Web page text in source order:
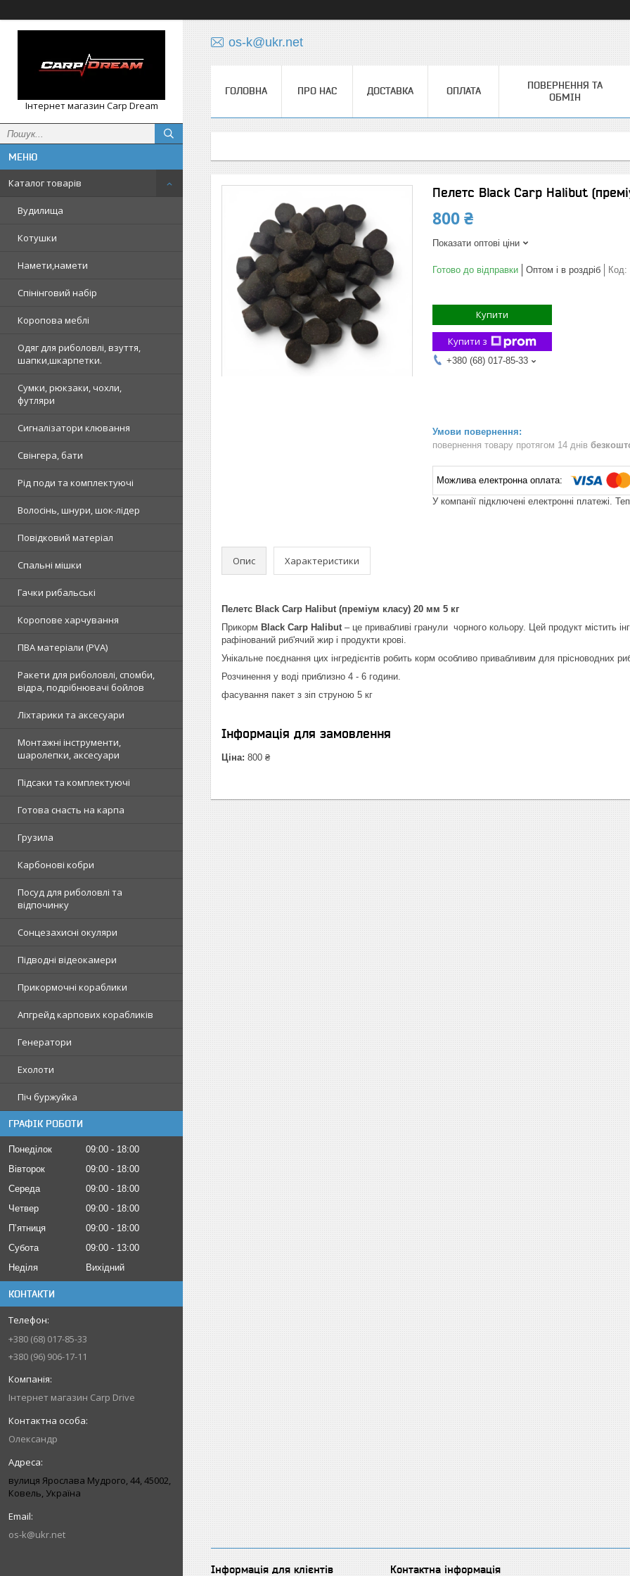
Інтернет магазин Carp Dream
Каталог товарів
Вудилища
Котушки
Намети,намети
Спінінговий набір
Коропова меблі
Одяг для риболовлі, взуття,
шапки,шкарпетки.
Сумки, рюкзаки, чохли,
футляри
Сигналізатори клювання
Свінгера, бати
Рід поди та комплектуючі
Волосінь, шнури, шок-лідер
Повідковий матеріал
Спальні мішки
Гачки рибальські
Коропове харчування
ПВА матеріали (PVA)
Ракети для риболовлі, спомби,
відра, подрібнювачі бойлов
Ліхтарики та аксесуари
Монтажні інструменти,
шаролепки, аксесуари
Підсаки та комплектуючі
Готова снасть на карпа
Грузила
Карбонові кобри
Посуд для риболовлі та
відпочинку
Сонцезахисні окуляри
Підводні відеокамери
Прикормочні кораблики
Апгрейд карпових корабликів
Генератори
Ехолоти
Піч буржуйка
ГРАФІК РОБОТИ
Понеділок 09:00
18:00
Вівторок
09:00
18:00
Середа
09:00
18:00
Четвер
09:00
18:00
Пʼятниця
09:00
18:00
Субота
09:00
13:00
Неділя
Вихідний
КОНТАКТИ
+380 (68) 017-85-33
+380 (96) 906-17-11
Інтернет магазин Carp Drive
Олександр
вулиця Ярослава Мудрого, 44, 45002,
Ковель, Україна
os-k@ukr.net
os-k@ukr.net
ГОЛОВНА ПРО НАС ДОСТАВКА ОПЛАТА
ПОВЕРНЕННЯ ТА
ОБМІН
Пелетс Black Carp Halibut
800 ₴
Показати оптові ціни
Готово до відправки Оптом і в роздріб Код:
Купити
Купити з
+380 (68) 017-85-33
повернення товару протягом 14 днів
У компанії підключені електронні платежі.
Опис Характеристики
Пелетс Black Carp Halibut (преміум класу) 20 мм 5 кг
Прикорм Black Carp Halibut– це привабливі гранули чорного кольору. Цей продукт містить
рафінований риб'ячий жир і продукти крові.
Унікальне поєднання цих інгредієнтів робить корм особливо привабливим для прісноводних
Розчинення у воді приблизно 4 - 6 години.
фасування пакет з зіп струною 5 кг
Інформація для замовлення
Ціна: 800 ₴
Інформація для клієнтів Контактна інформація